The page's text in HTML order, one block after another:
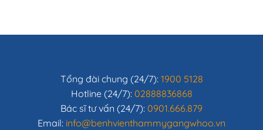
Tổng đài chung (24/7): 1900 5128
Hotline (24/7): 02888836868
Bác sĩ tư vấn (24/7): 0901.666.879
Email: info@benhvienthammygangwhoo.vn